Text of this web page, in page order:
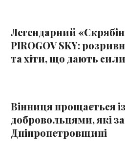
Легендарний
PIROGOV SKY:
та хіти, що дають
Вінниця прощається
добровольцями, які
Дніпропетровщині